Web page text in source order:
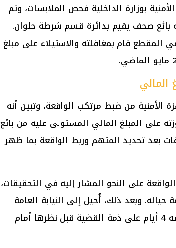
بوزارة الداخلية فحص الملابسات، وتم
بائع صحف يقيم بدائرة قسم شرطة حلوان.
قام بمغافلته والاستيلاء على مبلغ
الأمنية من ضبط مرتكب الواقعة، وتبين أنه
على المبلغ المالي المستولى عليه من بائع
بعد تحديد المتهم وربط الواقعة بما ظهر
على النحو المشار إليه في التحقيقات،
حياله. وبعد ذلك، أُحيل إلى النيابة العامة
التي باشرت التحقيقات وأمرت بحبسه 4 أيام على ذمة القضية قبل نظرها أمام